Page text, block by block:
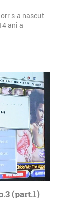
s-a nascut
ani a
(part.1)